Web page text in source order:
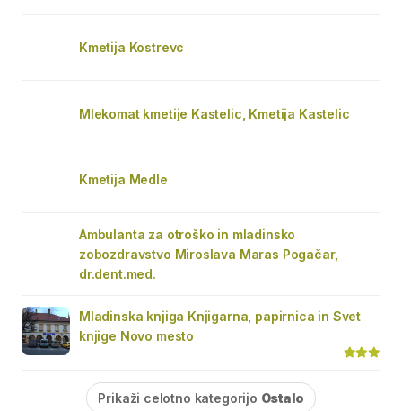
Kmetija Kostrevc
Mlekomat kmetije Kastelic, Kmetija Kastelic
Kmetija Medle
Ambulanta za otroško in mladinsko
zobozdravstvo Miroslava Maras Pogačar,
dr.dent.med.
Mladinska knjiga Knjigarna, papirnica in Svet
knjige Novo mesto
Prikaži celotno kategorijo Ostalo